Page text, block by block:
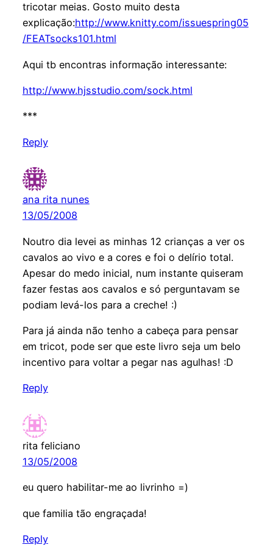
tricotar meias. Gosto muito desta
explicação:http://www.knitty.com/issuespring05
/FEATsocks101.html
Aqui tb encontras informação interessante:
http://www.hjsstudio.com/sock.html
***
Reply
ana rita nunes
13/05/2008
Noutro dia levei as minhas 12 crianças a ver os
cavalos ao vivo e a cores e foi o delírio total.
Apesar do medo inicial, num instante quiseram
fazer festas aos cavalos e só perguntavam se
podiam levá-los para a creche! :)
Para já ainda não tenho a cabeça para pensar
em tricot, pode ser que este livro seja um belo
incentivo para voltar a pegar nas agulhas! :D
Reply
rita feliciano
13/05/2008
eu quero habilitar-me ao livrinho =)
que familia tão engraçada!
Reply